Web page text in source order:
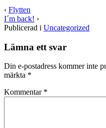
på
Twitter
(Öppnas
i
ett
fönster)
på
Facebook
(Öppnas
i
ett
fönster)
‹ Flytten
I´m back! ›
Publicerad i Uncategorized
Lämna ett svar
Din e-postadress kommer inte
märkta *
Kommentar *